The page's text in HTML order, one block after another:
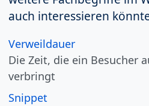
auch interessieren
Verweildauer
Die Zeit, die ein Besucher
verbringt
Snippet